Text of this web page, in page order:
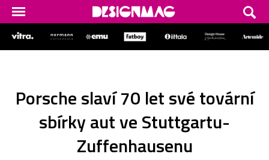
Porsche slaví 70 let své tovární
sbírky aut ve Stuttgartu-
Zuffenhausenu